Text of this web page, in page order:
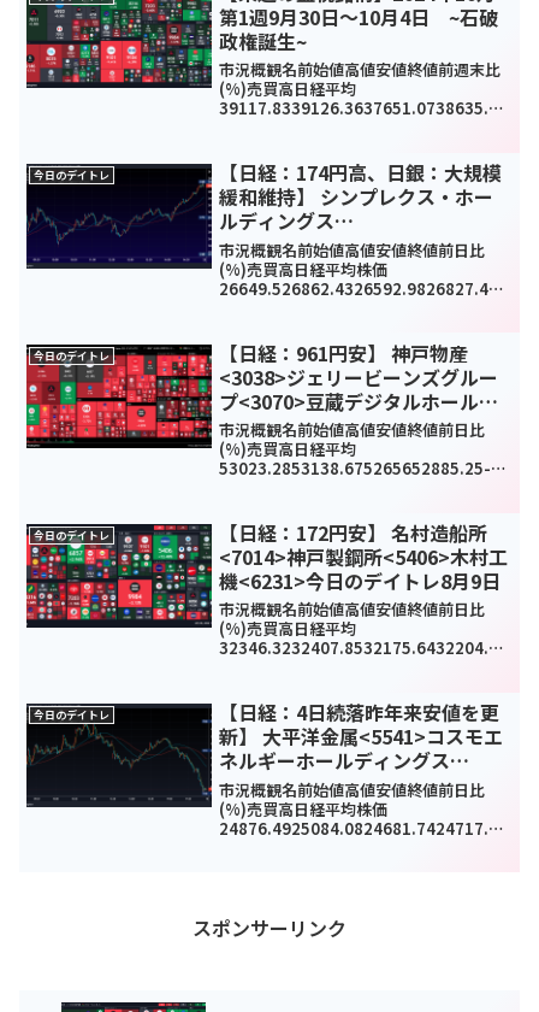
第1週9月30日～10月4日 ~石破
政権誕生~
市況概観名前始値高値安値終値前週末比
(%)売買高日経平均
39117.8339126.3637651.0738635.62
710.342636.972694.07-46.87(-...
今日のデイトレ
【日経：174円高、日銀：大規模
緩和維持】 シンプレクス・ホー
ルディングス
<4373>ACSL<6232>大紀アルミ
ニウム工業所<5702>今日のデイ
トレ3月18日
市況概観名前始値高値安値終値前日比
(%)売買高日経平均株価
26649.526862.4326592.9826827.431
今日のデイトレ
【日経：961円安】 神戸物産
<3038>ジェリービーンズグルー
プ<3070>豆蔵デジタルホールデ
ィングス<202A>今日のデイトレ1
月26日
市況概観名前始値高値安値終値前日比
(%)売買高日経平均
53023.2853138.675265652885.25-
今日のデイトレ
【日経：172円安】 名村造船所
<7014>神戸製鋼所<5406>木村工
機<6231>今日のデイトレ8月9日
市況概観名前始値高値安値終値前日比
(%)売買高日経平均
32346.3232407.8532175.6432204.33
7-9.16(-0.4%)...
今日のデイトレ
【日経：4日続落昨年来安値を更
新】 大平洋金属<5541>コスモエ
ネルギーホールディングス
<5021>ソフトバンクグループ
<9984>今日のデイトレ3月9日
市況概観名前始値高値安値終値前日比
(%)売買高日経平均株価
24876.4925084.0824681.7424717.53
スポンサーリンク